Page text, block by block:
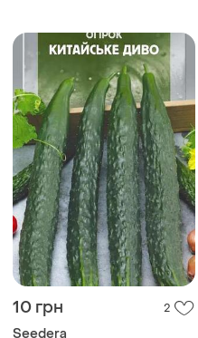
10 грн 2
Seedera